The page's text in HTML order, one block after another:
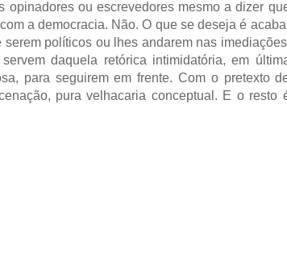
opinadores ou escrevedores mesmo a dizer
a democracia. Não. O que se deseja é
políticos ou lhes andarem nas
daquela retórica intimidatória, em
para seguirem em frente. Com o pretexto
pura velhacaria conceptual. E o resto